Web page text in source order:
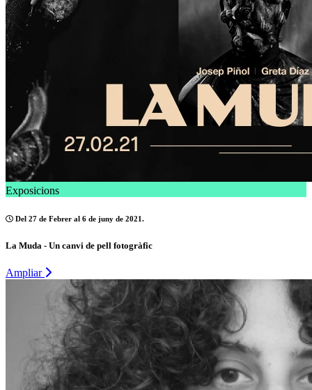
Exposicions
Del 27 de Febrer al 6 de juny de 2021.
La Muda - Un canvi de pell fotogràfic
Ampliar